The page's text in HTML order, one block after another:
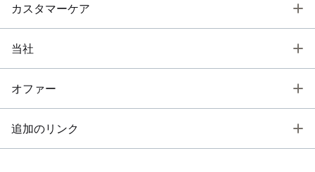
カスタマーケア
当社
オファー
追加のリンク